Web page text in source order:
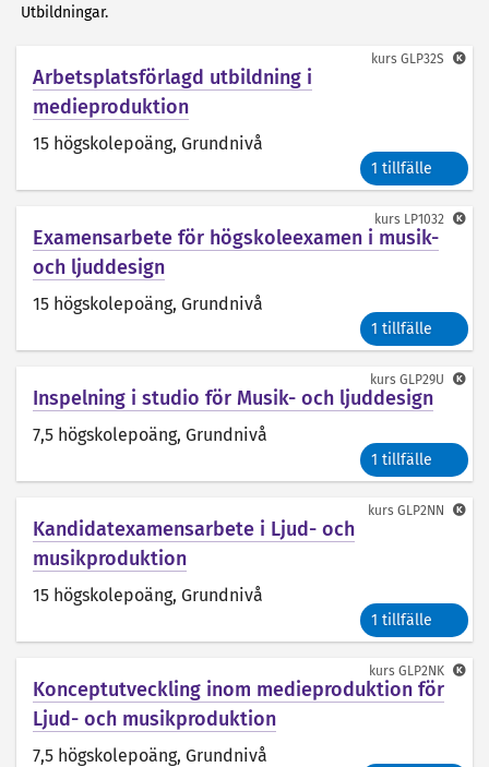
Utbildningar.
Arbetsplatsförlagd utbildning i
medieproduktion
15 högskolepoäng, Grundnivå
1 tillfälle
kurs GLP32S
Examensarbete för högskoleexamen i musik-
och ljuddesign
15 högskolepoäng, Grundnivå
1 tillfälle
kurs LP1032
Inspelning i studio för Musik- och ljuddesign
7,5 högskolepoäng, Grundnivå
1 tillfälle
kurs GLP29U
Kandidatexamensarbete i Ljud- och
musikproduktion
15 högskolepoäng, Grundnivå
1 tillfälle
kurs GLP2NN
Konceptutveckling inom medieproduktion för
Ljud- och musikproduktion
7,5 högskolepoäng, Grundnivå
kurs GLP2NK